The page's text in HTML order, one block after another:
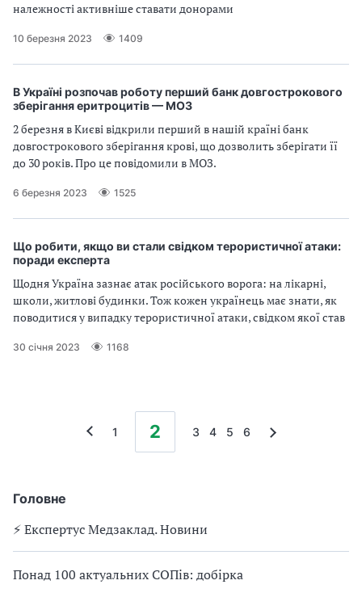
Головне
⚡️ Експертус Медзаклад. Новини
Понад 100 актуальних СОПів: добірка
належності активніше ставати донорами
10 березня 2023 1409
В Україні розпочав роботу перший банк довгострокового
зберігання еритроцитів — МОЗ
2 березня в Києві відкрили перший в нашій країні банк
довгострокового зберігання крові, що дозволить зберігати її
до 30 років. Про це повідомили в МОЗ.
6 березня 2023 1525
Що робити, якщо ви стали свідком терористичної атаки:
поради експерта
Щодня Україна зазнає атак російського ворога: на лікарні,
школи, житлові будинки. Тож кожен українець має знати, як
поводитися у випадку терористичної атаки, свідком якої став
30 січня 2023 1168
1 2 3 4 5 6